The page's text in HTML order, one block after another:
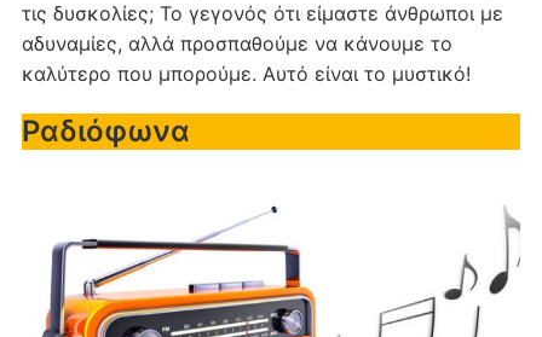
τις δυσκολίες; Το γεγονός ότι είμαστε άνθρωποι με
αδυναμίες, αλλά προσπαθούμε να κάνουμε το
καλύτερο που μπορούμε. Αυτό είναι το μυστικό!
Ραδιόφωνα